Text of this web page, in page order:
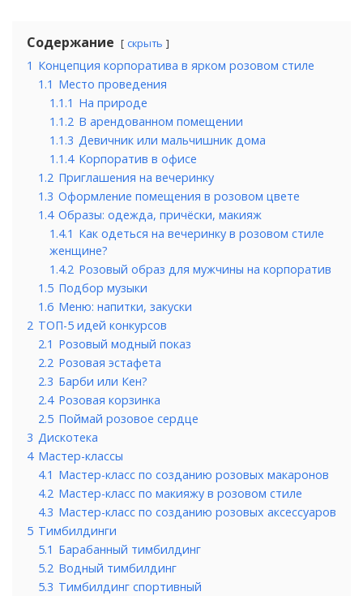
Содержание скрыть
1 Концепция корпоратива в ярком розовом стиле
1.1 Место проведения
1.1.1 На природе
1.1.2 В арендованном помещении
1.1.3 Девичник или мальчишник дома
1.1.4 Корпоратив в офисе
1.2 Приглашения на вечеринку
1.3 Оформление помещения в розовом цвете
1.4 Образы: одежда, причёски, макияж
1.4.1 Как одеться на вечеринку в розовом стиле
женщине?
1.4.2 Розовый образ для мужчины на корпоратив
1.5 Подбор музыки
1.6 Меню: напитки, закуски
2 ТОП-5 идей конкурсов
2.1 Розовый модный показ
2.2 Розовая эстафета
2.3 Барби или Кен?
2.4 Розовая корзинка
2.5 Поймай розовое сердце
3 Дискотека
4 Мастер-классы
4.1 Мастер-класс по созданию розовых макаронов
4.2 Мастер-класс по макияжу в розовом стиле
4.3 Мастер-класс по созданию розовых аксессуаров
5 Тимбилдинги
5.1 Барабанный тимбилдинг
5.2 Водный тимбилдинг
5.3 Тимбилдинг спортивный